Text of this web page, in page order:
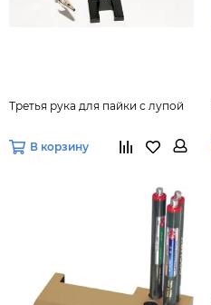
Третья рука для пайки с лупой
В корзину